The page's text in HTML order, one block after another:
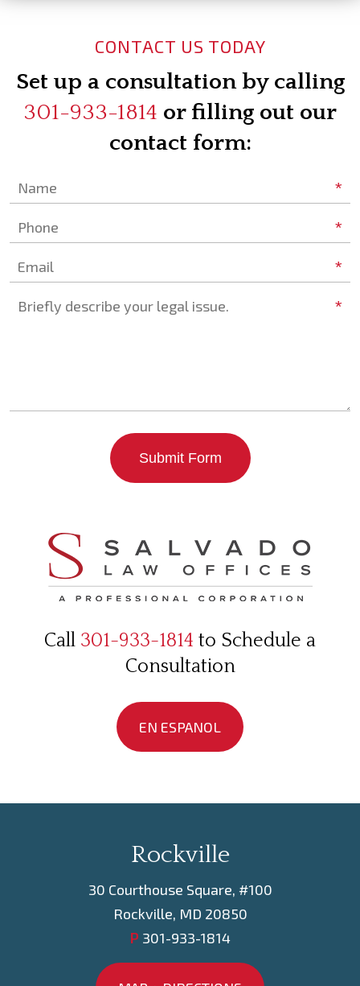
CONTACT US TODAY
Set up a consultation by calling
301-933-1814 or filling out our
contact form:
*
*
*
*
Submit Form
Call 301-933-1814 to Schedule a
Consultation
EN ESPANOL
Rockville
30 Courthouse Square, #100
Rockville, MD 20850
P 301-933-1814